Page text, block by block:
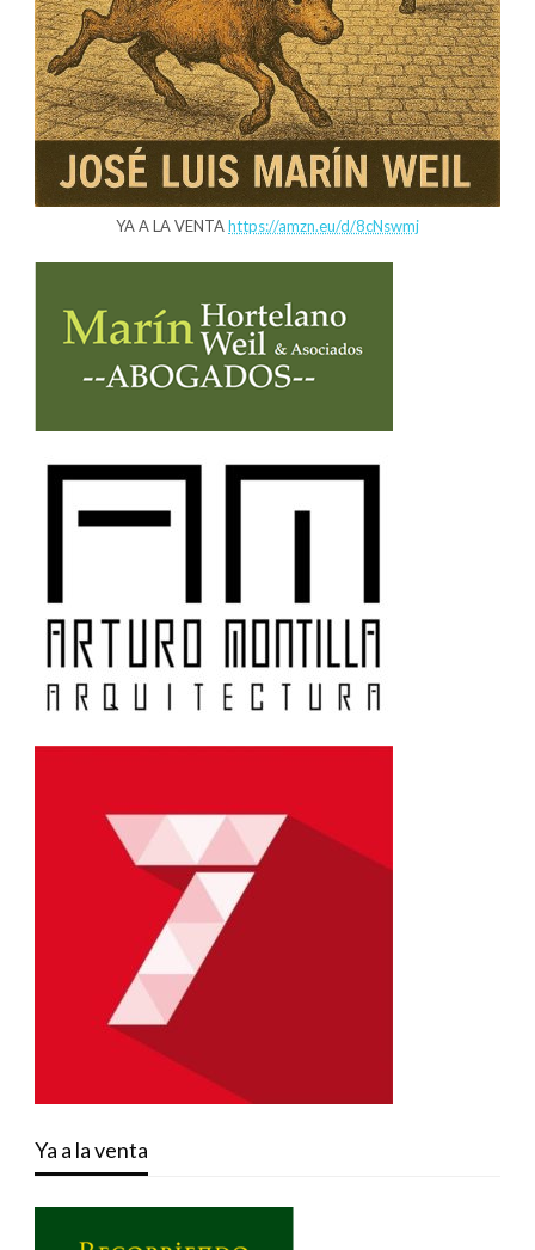
YA A LA VENTAhttps://amzn.eu/d/8cNswmj
Ya a la venta